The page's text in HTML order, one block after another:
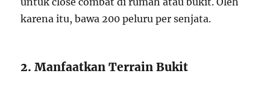
karena itu, bawa 200 peluru per senjata.
2. Manfaatkan Terrain Bukit